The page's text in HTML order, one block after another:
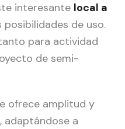
interesante local a
de uso.
para actividad
de semi-
ofrece amplitud y
adaptándose a